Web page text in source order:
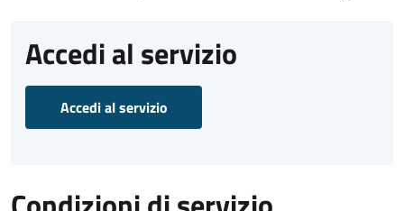
Accedi al servizio
Accedi al servizio